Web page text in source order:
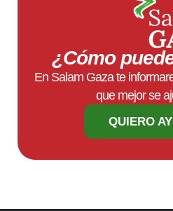
¿Cómo
En Salam Gaza te
que mejor se
QUIERO